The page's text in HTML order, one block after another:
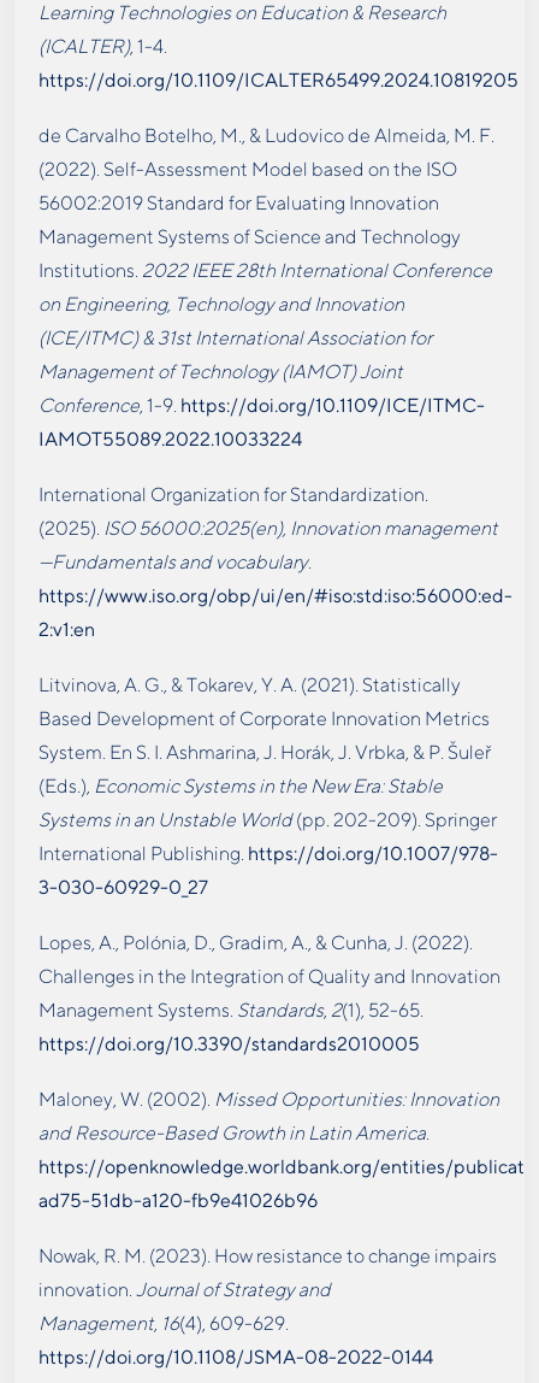
Learning Technologies on Education & Research
(ICALTER), 1-4.
https://doi.org/10.1109/ICALTER65499.2024.10819205
de Carvalho Botelho, M., & Ludovico de Almeida, M. F.
(2022). Self-Assessment Model based on the ISO
56002:2019 Standard for Evaluating Innovation
Management Systems of Science and Technology
Institutions. 2022 IEEE 28th International Conference
on Engineering, Technology and Innovation
(ICE/ITMC) & 31st International Association for
Management of Technology (IAMOT) Joint
Conference, 1-9. https://doi.org/10.1109/ICE/ITMC-
IAMOT55089.2022.10033224
International Organization for Standardization.
(2025). ISO 56000:2025(en), Innovation management
—Fundamentals and vocabulary.
https://www.iso.org/obp/ui/en/#iso:std:iso:56000:ed-
2:v1:en
Litvinova, A. G., & Tokarev, Y. A. (2021). Statistically
Based Development of Corporate Innovation Metrics
System. En S. I. Ashmarina, J. Horák, J. Vrbka, & P. Šuleř
(Eds.), Economic Systems in the New Era: Stable
Systems in an Unstable World(pp. 202-209). Springer
International Publishing. https://doi.org/10.1007/978-
3-030-60929-0_27
Lopes, A., Polónia, D., Gradim, A., & Cunha, J. (2022).
Challenges in the Integration of Quality and Innovation
Management Systems. Standards, 2(1), 52-65.
https://doi.org/10.3390/standards2010005
Maloney, W. (2002). Missed Opportunities: Innovation
and Resource-Based Growth in Latin America.
https://openknowledge.worldbank.org/entities/
ad75-51db-a120-fb9e41026b96
Nowak, R. M. (2023). How resistance to change impairs
innovation. Journal of Strategy and
Management, 16(4), 609-629.
https://doi.org/10.1108/JSMA-08-2022-0144